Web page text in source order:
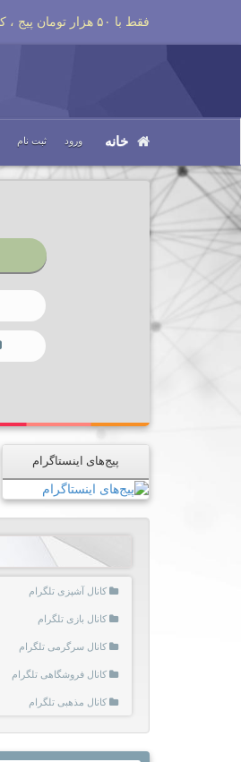
فقط با ۵۰ هزار تومان پیج ، کانال ، گروه و کسب و کار خود را تبلیغات کنید
خانه ورود ثبت نام
پیج‌های اینستاگرام
کانال آشپزی تلگرام
کانال بازی تلگرام
کانال سرگرمی تلگرام
کانال فروشگاهی تلگرام
کانال مذهبی تلگرام